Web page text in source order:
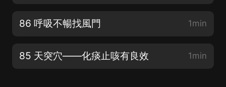
86 呼吸不暢找風門 1min
85 天突穴——化痰止咳有良效 1min